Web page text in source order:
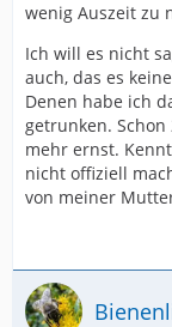
wenig Auszeit zu
Ich will es nicht
auch, das es
Denen habe ich
getrunken.
mehr ernst.
nicht offiziell
von meiner